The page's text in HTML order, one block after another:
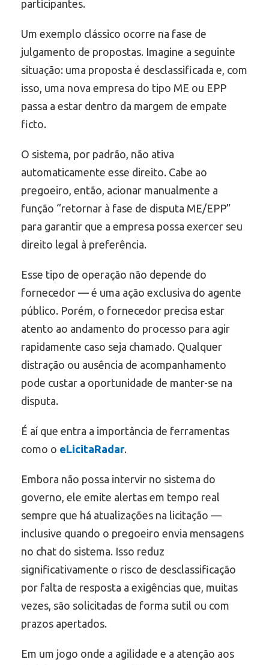
participantes.
Um exemplo clássico ocorre na fase de
julgamento de propostas. Imagine a seguinte
situação: uma proposta é desclassificada e, com
isso, uma nova empresa do tipo ME ou EPP
passa a estar dentro da margem de empate
ficto.
O sistema, por padrão, não ativa
automaticamente esse direito. Cabe ao
pregoeiro, então, acionar manualmente a
função “retornar à fase de disputa ME/EPP”
para garantir que a empresa possa exercer seu
direito legal à preferência.
Esse tipo de operação não depende do
fornecedor — é uma ação exclusiva do agente
público. Porém, o fornecedor precisa estar
atento ao andamento do processo para agir
rapidamente caso seja chamado. Qualquer
distração ou ausência de acompanhamento
pode custar a oportunidade de manter-se na
disputa.
É aí que entra a importância de ferramentas
como o eLicitaRadar.
Embora não possa intervir no sistema do
governo, ele emite alertas em tempo real
sempre que há atualizações na licitação —
inclusive quando o pregoeiro envia mensagens
no chat do sistema. Isso reduz
significativamente o risco de desclassificação
por falta de resposta a exigências que, muitas
vezes, são solicitadas de forma sutil ou com
prazos apertados.
Em um jogo onde a agilidade e a atenção aos